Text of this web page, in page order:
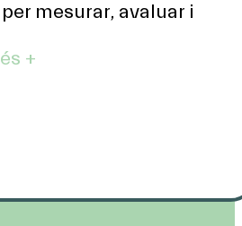
mesurar, avaluar i
+